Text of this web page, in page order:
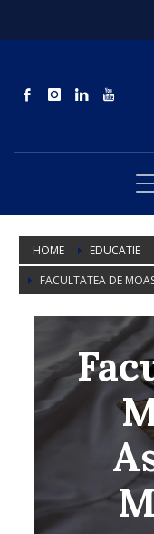
HOME EDUCATIE
FACULTATEA DE